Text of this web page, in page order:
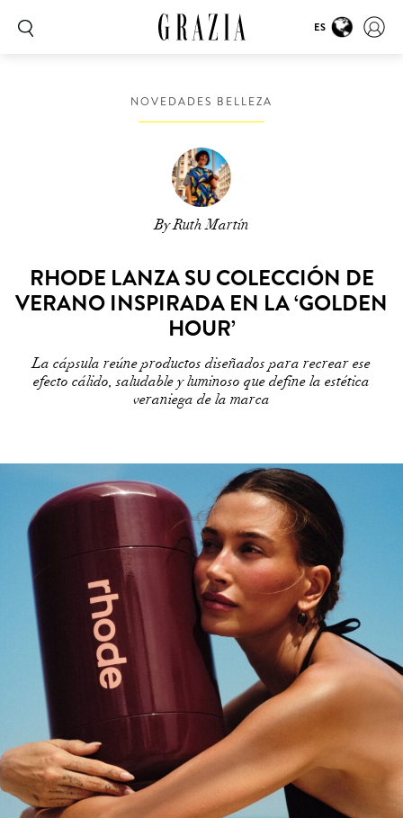
ES
NOVEDADES BELLEZA
By Ruth Martín
RHODE LANZA SU COLECCIÓN DE
VERANO INSPIRADA EN LA ‘GOLDEN
HOUR’
La cápsula reúne productos diseñados para recrear ese
efecto cálido, saludable y luminoso que define la estética
veraniega de la marca